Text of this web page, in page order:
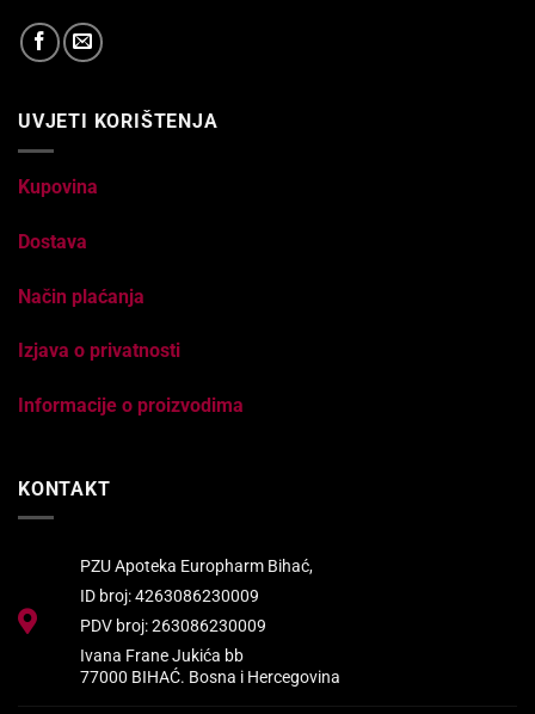
UVJETI KORIŠTENJA
Kupovina
Dostava
Način plaćanja
Izjava o privatnosti
Informacije o proizvodima
KONTAKT
PZU Apoteka Europharm Bihać,
ID broj: 4263086230009
PDV broj: 263086230009
Ivana Frane Jukića bb
77000 BIHAĆ. Bosna i Hercegovina